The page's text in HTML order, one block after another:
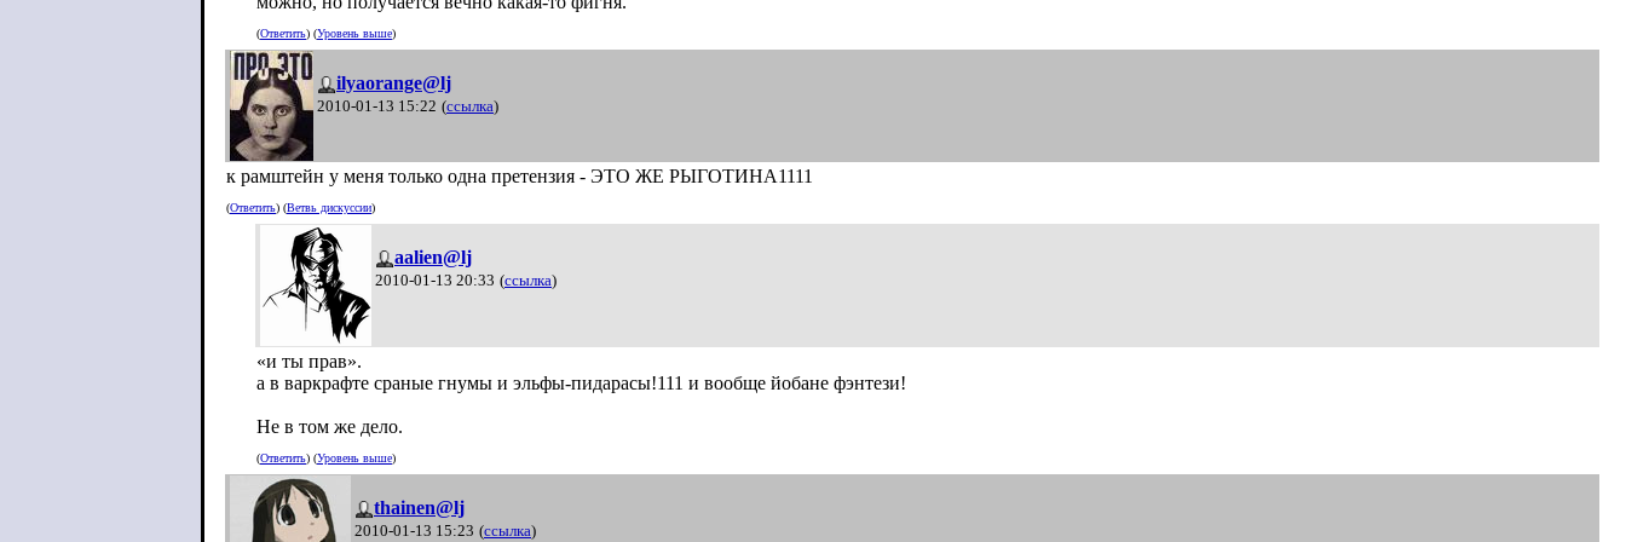
(Ответить) (Уровень выше)
ilyaorange@lj
2010-01-13 15:22 (ссылка)
к рамштейн у меня только одна претензия - ЭТО ЖЕ РЫГОТИНА1111
(Ответить) (Ветвь дискуссии)
aalien@lj
2010-01-13 20:33 (ссылка)
«и ты прав».
а в варкрафте сраные гнумы и эльфы-пидарасы!111 и вообще йобане фэнтези!
Не в том же дело.
(Ответить) (Уровень выше)
thainen@lj
2010-01-13 15:23 (ссылка)